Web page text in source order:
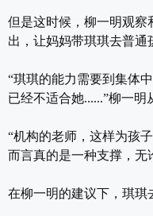
但是这时候，柳一明观察
出，让妈妈带琪琪去普通
“琪琪的能力需要到集体
已经不适合她......”柳一明
“机构的老师，这样为孩
而言真的是一种支撑，无
在柳一明的建议下，琪琪